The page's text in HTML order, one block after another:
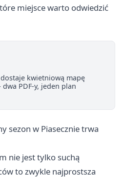
miejsce warto odwiedzić
kwietniową mapę
PDF-y, jeden plan
sezon w Piasecznie trwa
nie jest tylko suchą
to zwykle najprostsza